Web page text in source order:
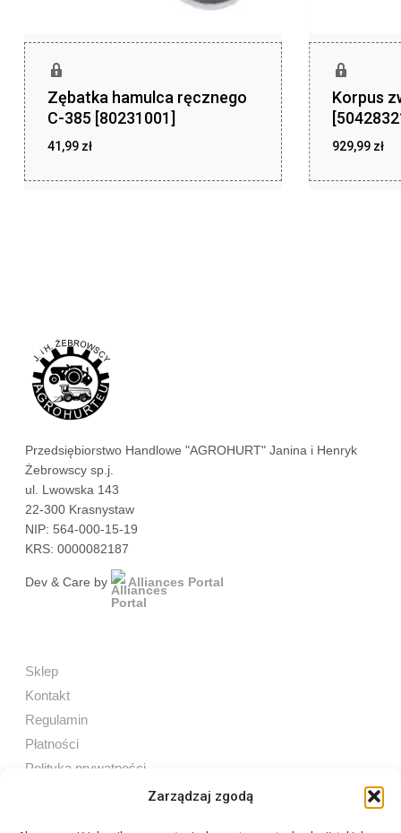
Zarządzaj zgodą
Zębatka hamulca ręcznego
C-385 [80231001]
41,99 zł
Korpus
929,99 zł
Przedsiębiorstwo Handlowe "AGROHURT" Janina i Henryk
Żebrowscy sp.j.
ul. Lwowska 143
22-300 Krasnystaw
NIP: 564-000-15-19
KRS: 0000082187
Dev & Care by Alliances Portal
Sklep
Kontakt
Regulamin
Płatności
Polityka prywatności